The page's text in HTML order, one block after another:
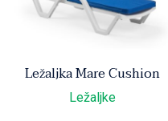
Ležaljka Mare Cushion
Ležaljke